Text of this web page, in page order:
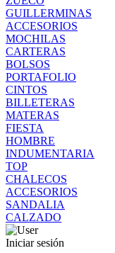
GUILLERMINAS
ACCESORIOS
MOCHILAS
CARTERAS
BOLSOS
PORTAFOLIO
CINTOS
BILLETERAS
MATERAS
FIESTA
HOMBRE
INDUMENTARIA
TOP
CHALECOS
ACCESORIOS
SANDALIA
CALZADO
Iniciar sesión